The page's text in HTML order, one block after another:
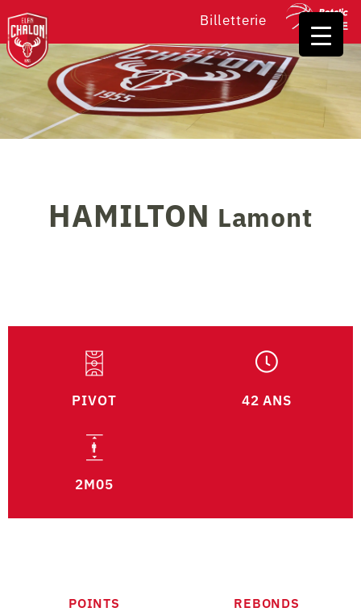
Billetterie
HAMILTON Lamont
PIVOT 42 ANS
2M05
POINTS REBONDS